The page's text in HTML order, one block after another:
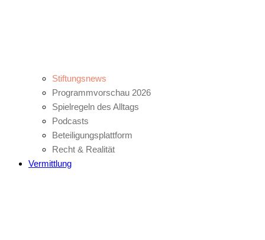
Stiftungsnews
Programmvorschau 2026
Spielregeln des Alltags
Podcasts
Beteiligungsplattform
Recht & Realität
Vermittlung